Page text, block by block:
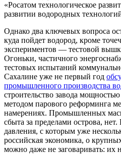
«Росатом технологическое
развитии водородных
Однако два ключевых вопроса
куда пойдет водород, кроме
экспериментов — тестовой
Огоньки, частичного
тестовых испытаний
Сахалине уже не первый год
промышленного производства
строительство завода
методом парового реформинга
намерениях. Промышленных
сбыта за пределами острова,
давления, с которым уже
российская экономика, о
можно даже не заговаривать: их